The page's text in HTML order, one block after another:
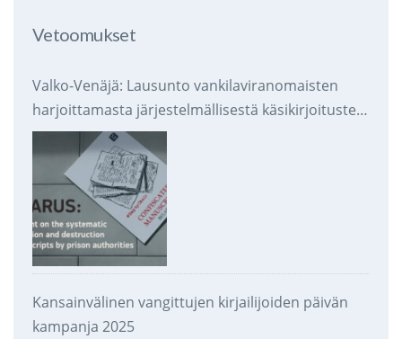
Vetoomukset
Valko-Venäjä: Lausunto vankilaviranomaisten
harjoittamasta järjestelmällisestä käsikirjoitusten
takavarikoinnista ja tuhoamisesta
Kansainvälinen vangittujen kirjailijoiden päivän
kampanja 2025